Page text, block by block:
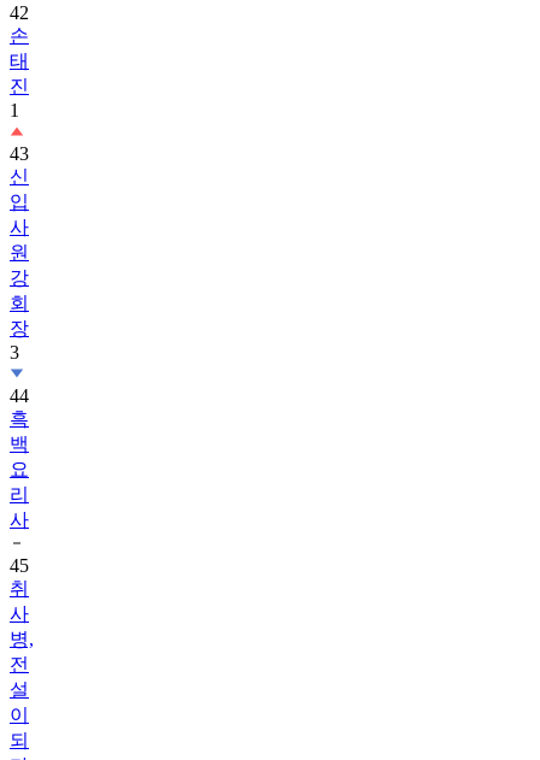
42
손
태
진
1
43
신
입
사
원
강
회
장
3
44
흑
백
요
리
사
45
취
사
병,
전
설
이
되